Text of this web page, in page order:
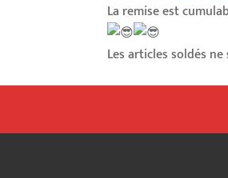
La remise est
Les articles soldés